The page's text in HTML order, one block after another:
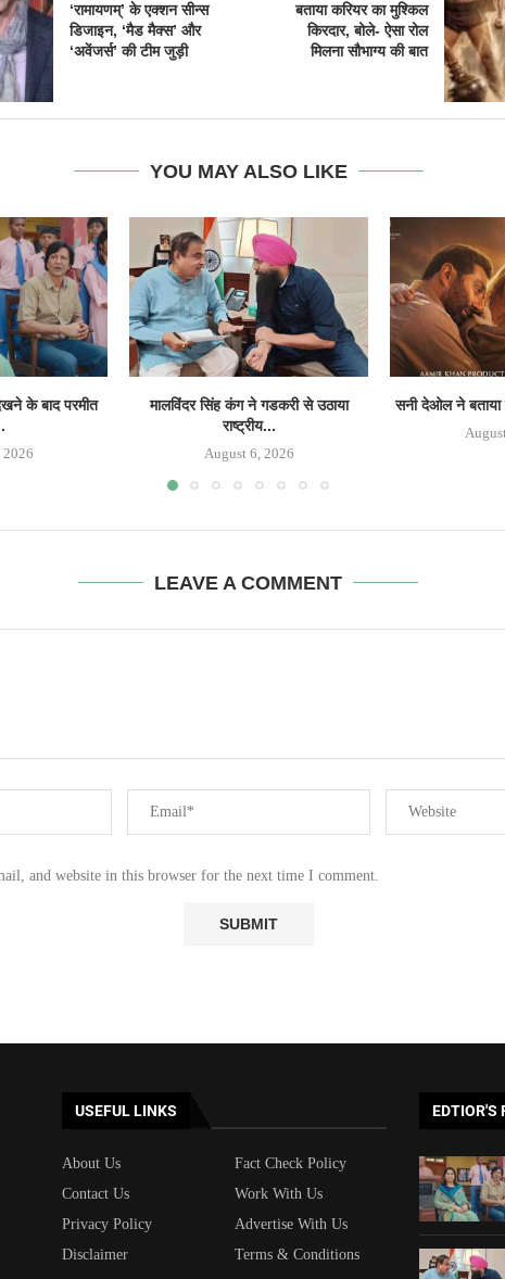
‘रामायणम्’ के एक्शन सीन्स
डिजाइन, ‘मैड मैक्स’ और
‘अवेंजर्स’ की टीम जुड़ी
बताया करियर का मुश्किल
किरदार, बोले- ऐसा रोल
मिलना सौभाग्य की बात
YOU MAY ALSO LIKE
के बाद परमीत
2026
मालविंदर सिंह कंग ने गडकरी से उठाया
राष्ट्रीय...
August 6, 2026
सनी देओल ने बताया
LEAVE A COMMENT
and website in this browser for the next time I comment.
USEFUL LINKS
About Us
Fact Check Policy
Contact Us
Work With Us
Privacy Policy
Advertise With Us
Disclaimer
Terms & Conditions
EDTIOR'S